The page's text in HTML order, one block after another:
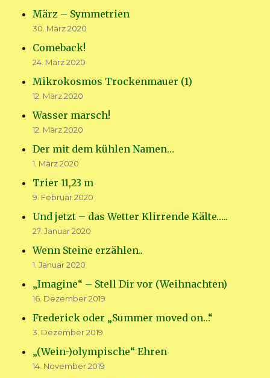
März – Symmetrien
30. März 2020
Comeback!
24. März 2020
Mikrokosmos Trockenmauer (1)
12. März 2020
Wasser marsch!
12. März 2020
Der mit dem kühlen Namen…
1. März 2020
Trier 11,23 m
9. Februar 2020
Und jetzt – das Wetter Klirrende Kälte…..
27. Januar 2020
Wenn Steine erzählen..
1. Januar 2020
„Imagine“ – Stell Dir vor (Weihnachten)
16. Dezember 2019
Frederick oder „Summer moved on…“
3. Dezember 2019
„(Wein-)olympische“ Ehren
14. November 2019